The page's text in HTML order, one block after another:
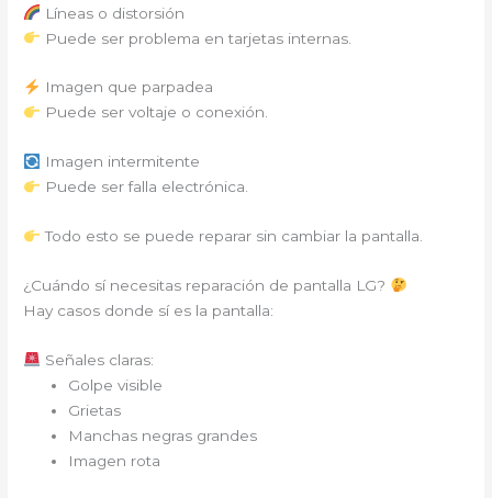
Líneas o distorsión
Puede ser problema en tarjetas internas.
Imagen que parpadea
Puede ser voltaje o conexión.
Imagen intermitente
Puede ser falla electrónica.
Todo esto se puede reparar sin cambiar la pantalla.
¿Cuándo sí necesitas reparación de pantalla LG?
Hay casos donde sí es la pantalla:
Señales claras:
Golpe visible
Grietas
Manchas negras grandes
Imagen rota